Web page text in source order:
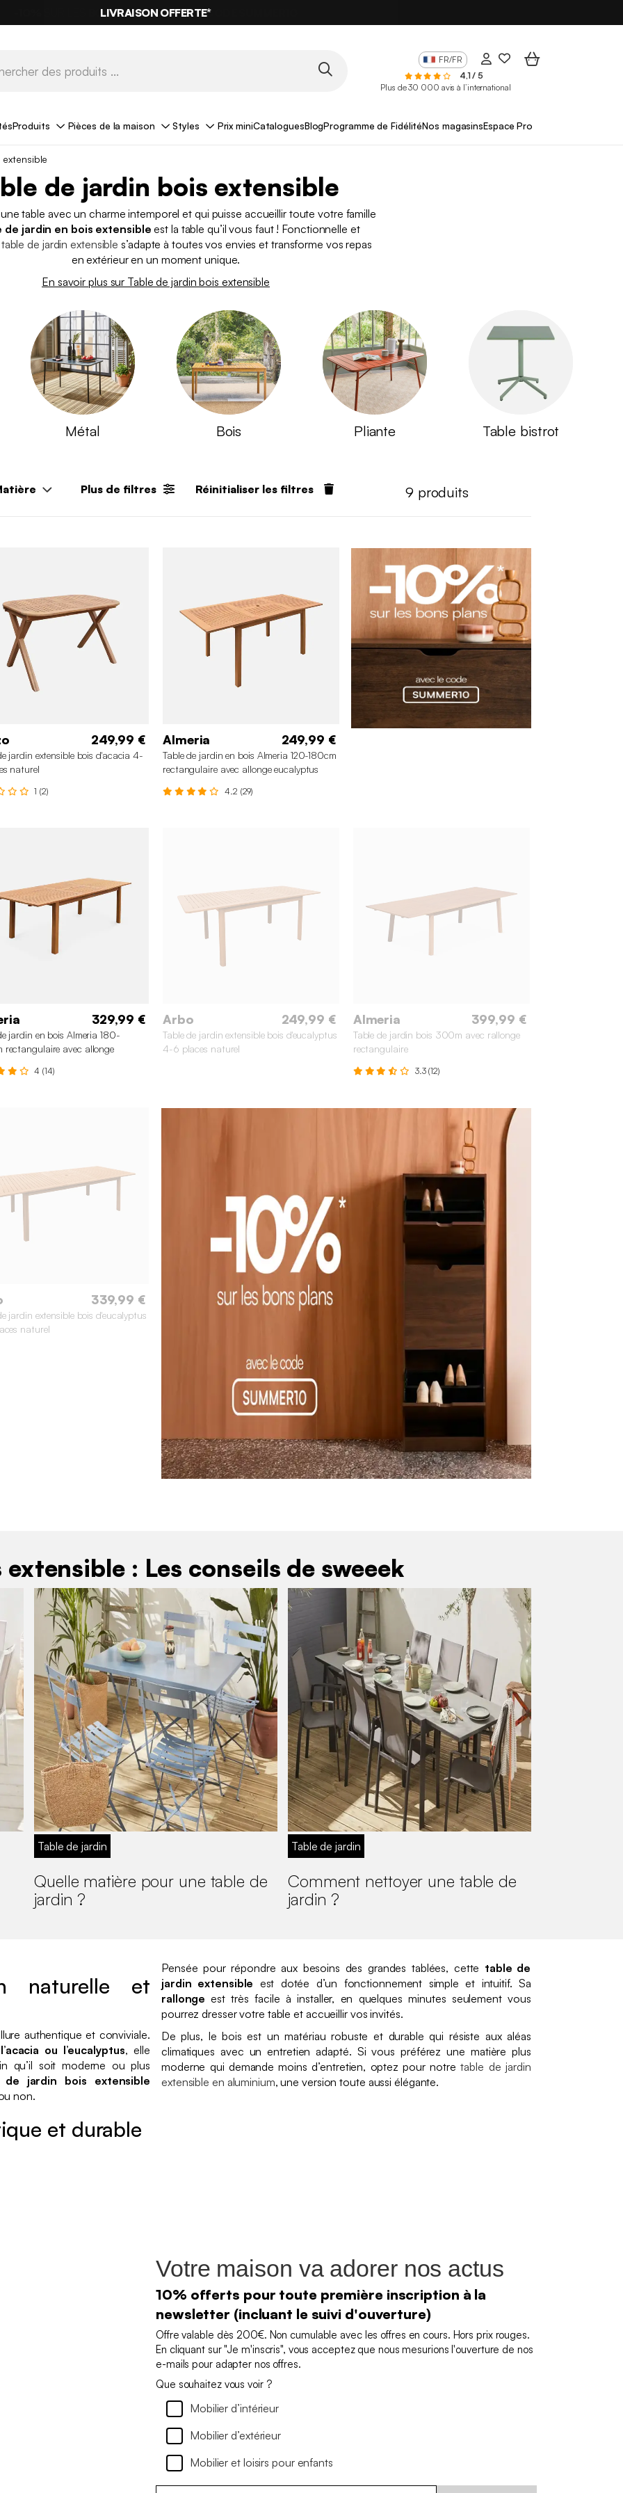
LIVRAISON OFFERTE*
FR/FR
4,1 / 5
Plus de 30 000 avis à l’international
Produits Pièces de la maison Styles Prix miniCataloguesBlogProgramme de FidélitéNos magasinsEspace Pro
de jardin bois extensible
table avec un charme intemporel et qui puisse accueillir toute votre famille
de jardin en bois extensible est la table qu’il vous faut ! Fonctionnelle et
table de jardin extensible s’adapte à toutes vos envies et transforme vos repas
en extérieur en un moment unique.
En savoir plus sur Table de jardin bois extensible
Métal Bois Pliante Table bistrot
Plus de filtres Réinitialiser les filtres 9 produits
249,99 €
jardin extensible bois d'acacia 4-
naturel
1 (2)
Almeria 249,99 €
Table de jardin en bois Almeria 120-180cm
rectangulaire avec allonge eucalyptus
4.2 (29)
329,99 €
jardin en bois Almeria 180-
rectangulaire avec allonge
4 (14)
Arbo 249,99 €
Table de jardin extensible bois d'eucalyptus
4-6 places naturel
Almeria 399,99 €
Table de jardin bois 300m avec rallonge
rectangulaire
3.3 (12)
339,99 €
jardin extensible bois d'eucalyptus
naturel
: Les conseils de sweeek
Table de jardin
Quelle matière pour une table de
jardin ?
Table de jardin
Comment nettoyer une table de
jardin ?
naturelle et
authentique et conviviale.
ou l’eucalyptus, elle
qu’il soit moderne ou plus
de jardin bois extensible
non.
et durable
Pensée pour répondre aux besoins des grandes tablées, cette table de
jardin extensible est dotée d’un fonctionnement simple et intuitif. Sa
rallonge est très facile à installer, en quelques minutes seulement vous
pourrez dresser votre table et accueillir vos invités.
De plus, le bois est un matériau robuste et durable qui résiste aux aléas
climatiques avec un entretien adapté. Si vous préférez une matière plus
moderne qui demande moins d’entretien, optez pour notretable de jardin
extensible en aluminium, une version toute aussi élégante.
Votre maison va adorer nos actus
10% offerts pour toute première inscription à la
newsletter (incluant le suivi d'ouverture)
Offre valable dès 200€. Non cumulable avec les offres en cours. Hors prix rouges.
En cliquant sur "Je m'inscris", vous acceptez que nous mesurions l'ouverture de nos
e-mails pour adapter nos offres.
Que souhaitez vous voir ?
Mobilier d’intérieur
Mobilier d’extérieur
Mobilier et loisirs pour enfants